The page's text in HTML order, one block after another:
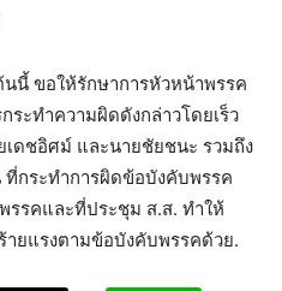
นนี้ ขอให้รักษาการหัวหน้าพรรค
ระทำความผิดดังกล่าวโดยเร็ว
ดชอิศม์ และนายชัยชนะ รวมถึง
กระทำการผิดข้อบังคับพรรค
รคและที่ประชุม ส.ส. ทำให้
ายแรงตามข้อบังคับพรรคด้วย.